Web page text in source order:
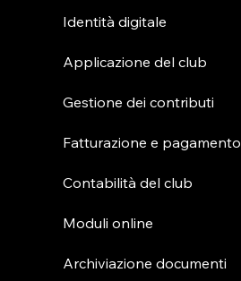
Identità digitale
Applicazione del club
Gestione dei contributi
Fatturazione e pagamento
Contabilità del club
Moduli online
Archiviazione documenti